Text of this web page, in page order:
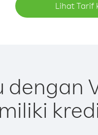
Lihat Tarif
dengan